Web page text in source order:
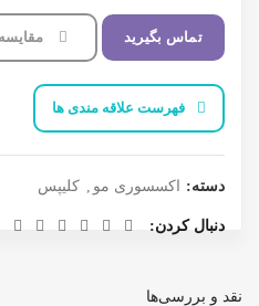
تماس بگیرید مقایسه
فهرست علاقه مندی ها
دسته: اکسسوری مو کلیپس
دنبال کردن
نقد و بررسی‌ها